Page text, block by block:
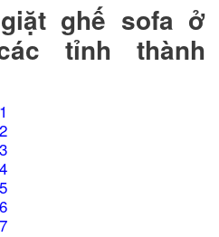
ghế sofa ở
tỉnh thành